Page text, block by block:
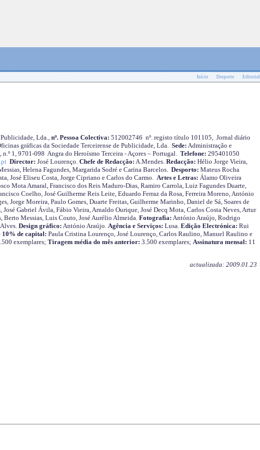
Início Desporto Editorial
Lda.,nº. Pessoa Colectiva: 512002746 nº. registo título 101105, Jornal diário
gráficas da Sociedade Terceirense de Publicidade, Lda. Sede: Administração e
1, 9701-098 Angra do Heroísmo Terceira - Açores – Portugal. Telefone: 295401050
Director: José Lourenço. Chefe de Redacção: A.Mendes. Redacção: Hélio Jorge Vieira,
Helena Fagundes, Margarida Sodré e Carina Barcelos. Desporto: Mateus Rocha
José Eliseu Costa, Jorge Cipriano e Carlos do Carmo. Artes e Letras: Álamo Oliveira
Mota Amaral, Francisco dos Reis Maduro-Dias, Ramiro Carrola, Luiz Fagundes Duarte,
Coelho, José Guilherme Reis Leite, Eduardo Ferraz da Rosa, Ferreira Moreno, António
Jorge Moreira, Paulo Gomes, Duarte Freitas, Guilherme Marinho, Daniel de Sá, Soares de
José Gabriel Ávila, Fábio Vieira, Arnaldo Ourique, José Decq Mota, Carlos Costa Neves, Artur
Berto Messias, Luis Couto, José Aurélio Almeida. Fotografia: António Araújo, Rodrigo
Design gráfico: António Araújo. Agência e Serviços: Lusa. Edição Electrónica: Rui
10% de capital: Paula Cristina Lourenço, José Lourenço, Carlos Raulino, Manuel Raulino e
exemplares; Tiragem média do mês anterior: 3.500 exemplares; Assinatura mensal: 11
actualizada: 2009.01.23